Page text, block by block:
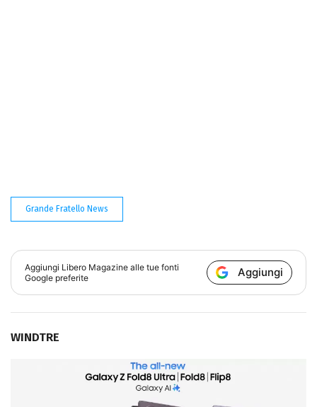
Grande Fratello News
Aggiungi Libero Magazine alle tue fonti
Google preferite
Aggiungi
WINDTRE